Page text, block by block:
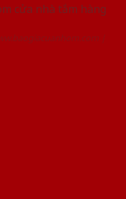
cửa nhà tắm hàng
|